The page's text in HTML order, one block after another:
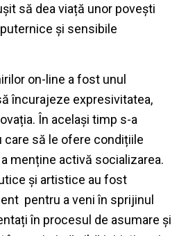
să dea viață unor povești
și sensibile
on-line a fost unul
încurajeze expresivitatea,
În același timp s-a
să le ofere condițiile
menține activă socializarea.
și artistice au fost
pentru a veni în sprijinul
în procesul de asumare și